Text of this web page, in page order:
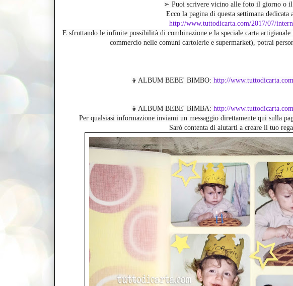
➢ Puoi scrivere vicino alle foto il giorno o il
Ecco la pagina di questa settimana dedicata
http://www.tuttodicarta.com/2017/07/
E sfruttando le infinite possibilità di combinazione e la speciale carta
commercio nelle comuni cartolerie e supermarket), potrai
👦ALBUM BEBE' BIMBO: http://
👧ALBUM BEBE' BIMBA: http://
Per qualsiasi informazione inviami un messaggio direttamente qui sulla
Sarò contenta di aiutarti a creare il tuo